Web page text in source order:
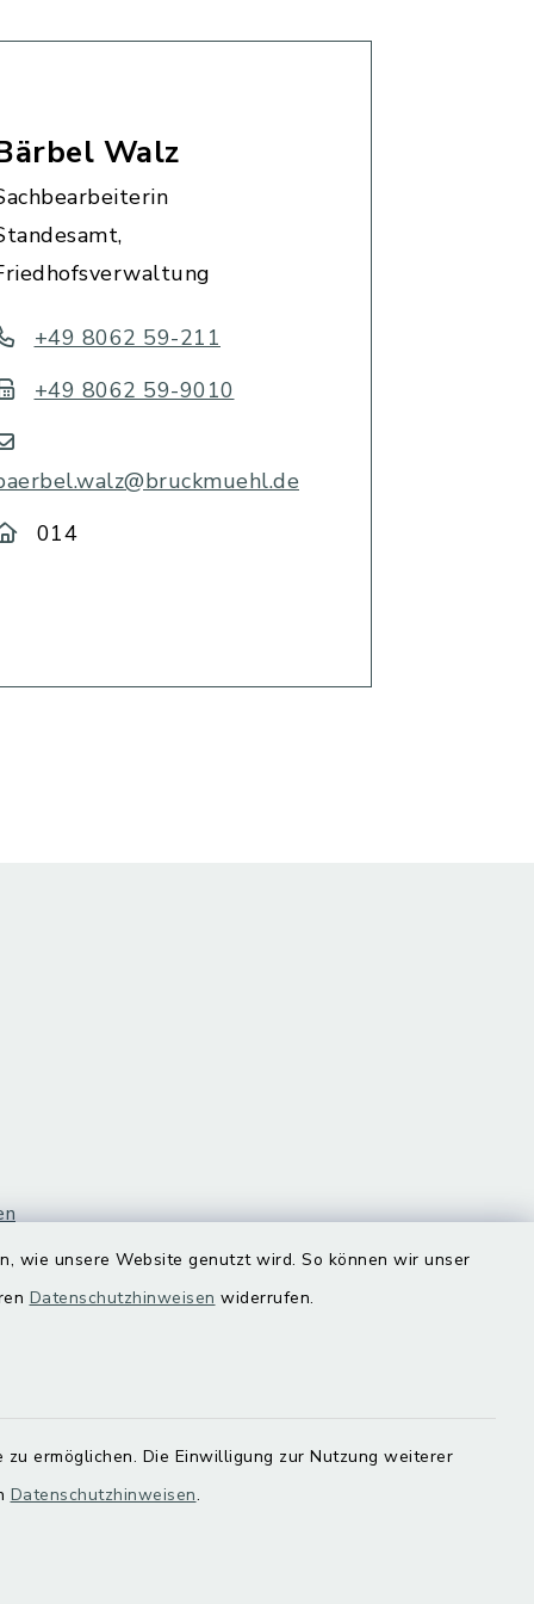
wie unsere Website genutzt wird. So können wir unser
Datenschutzhinweisen widerrufen.
ermöglichen. Die Einwilligung zur Nutzung weiterer
Datenschutzhinweisen.
Walz
+49 8062 59-211
+49 8062 59-9010
014